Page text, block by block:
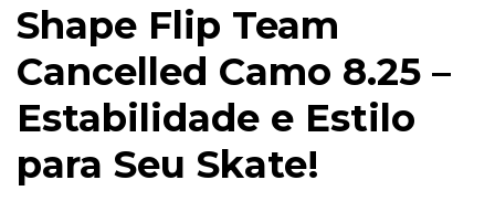
Shape Flip Team
Cancelled Camo 8.25 –
Estabilidade e Estilo
para Seu Skate!